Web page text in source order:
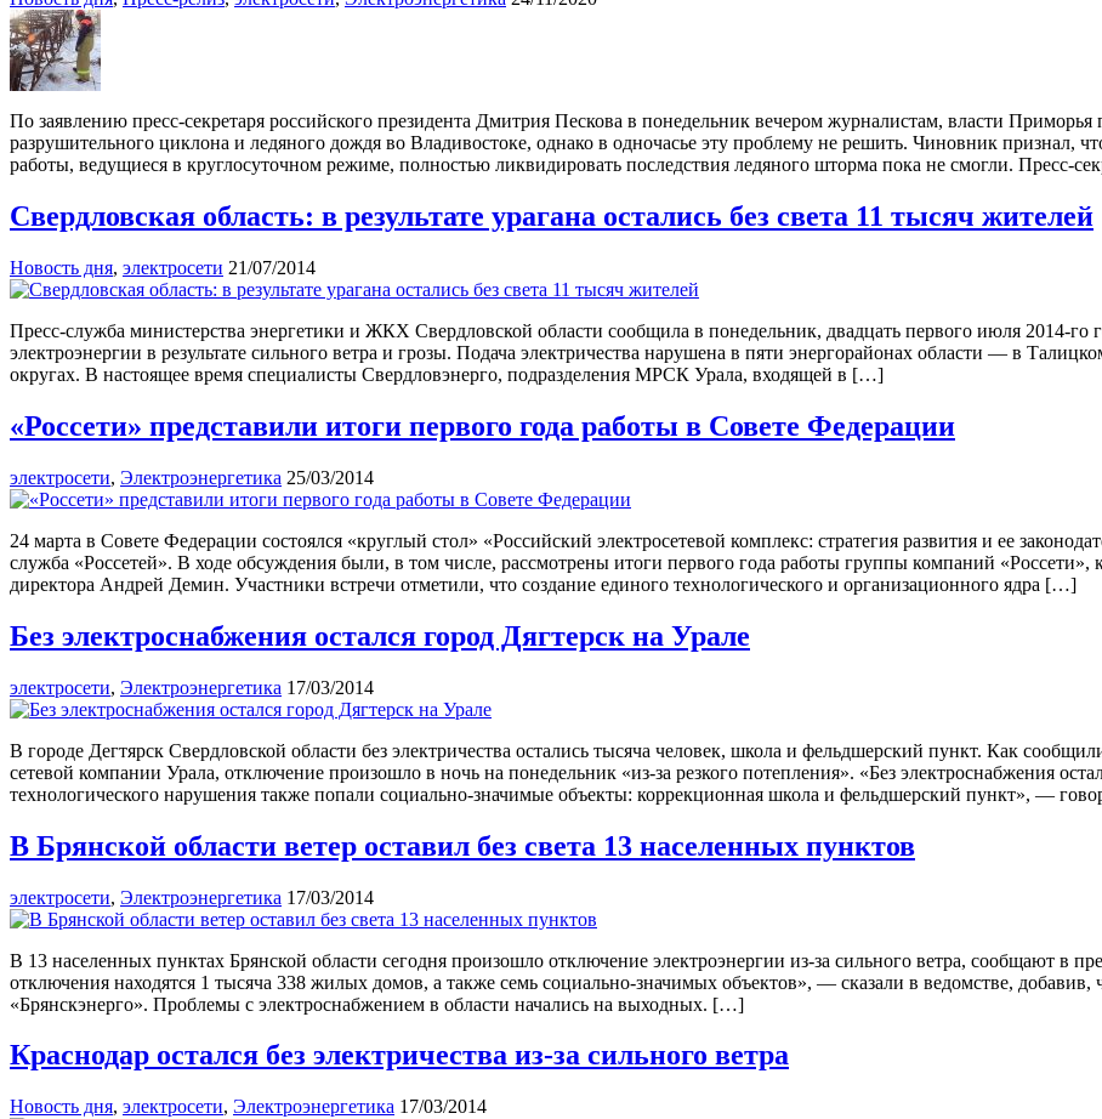
По заявлению пресс-секретаря российского президента Дмитрия Пескова в понедельник вечером журналистам, власти
разрушительного циклона и ледяного дождя во Владивостоке, однако в одночасье эту проблему не решить. Чиновник признал,
работы, ведущиеся в круглосуточном режиме, полностью ликвидировать последствия ледяного шторма пока не смогли. Пресс-
Свердловская область: в результате урагана остались без света 11 тысяч жителей
Новость дня, электросети 21/07/2014
Пресс-служба министерства энергетики и ЖКХ Свердловской области сообщила в понедельник, двадцать первого июля 2014-го
электроэнергии в результате сильного ветра и грозы. Подача электричества нарушена в пяти энергорайонах области — в
округах. В настоящее время специалисты Свердловэнерго, подразделения МРСК Урала, входящей в […]
«Россети» представили итоги первого года работы в Совете Федерации
электросети, Электроэнергетика 25/03/2014
24 марта в Совете Федерации состоялся «круглый стол» «Российский электросетевой комплекс: стратегия развития и ее
служба «Россетей». В ходе обсуждения были, в том числе, рассмотрены итоги первого года работы группы компаний «Россети»,
директора Андрей Демин. Участники встречи отметили, что создание единого технологического и организационного ядра […]
Без электроснабжения остался город Дягтерск на Урале
электросети, Электроэнергетика 17/03/2014
В городе Дегтярск Свердловской области без электричества остались тысяча человек, школа и фельдшерский пункт. Как
сетевой компании Урала, отключение произошло в ночь на понедельник «из-за резкого потепления». «Без электроснабжения
технологического нарушения также попали социально-значимые объекты: коррекционная школа и фельдшерский пункт», —
В Брянской области ветер оставил без света 13 населенных пунктов
электросети, Электроэнергетика 17/03/2014
В 13 населенных пунктах Брянской области сегодня произошло отключение электроэнергии из-за сильного ветра, сообщают в
отключения находятся 1 тысяча 338 жилых домов, а также семь социально-значимых объектов», — сказали в ведомстве,
«Брянскэнерго». Проблемы с электроснабжением в области начались на выходных. […]
Краснодар остался без электричества из-за сильного ветра
Новость дня, электросети, Электроэнергетика 17/03/2014